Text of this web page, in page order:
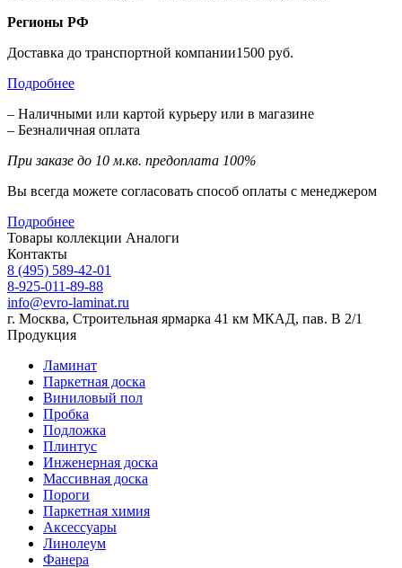
Регионы РФ
Доставка до транспортной компании1500 руб.
Подробнее
– Наличными или картой курьеру или в магазине
– Безналичная оплата
При заказе до 10 м.кв. предоплата 100%
Вы всегда можете согласовать способ оплаты с менеджером
Подробнее
Товары коллекции Аналоги
Контакты
8 (495) 589-42-01
8-925-011-89-88
info@evro-laminat.ru
г. Москва, Строительная ярмарка 41 км МКАД, пав. В 2/1
Продукция
Ламинат
Паркетная доска
Виниловый пол
Пробка
Подложка
Плинтус
Инженерная доска
Массивная доска
Пороги
Паркетная химия
Аксессуары
Линолеум
Фанера